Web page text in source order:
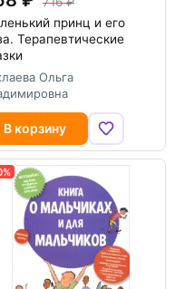
принц и его
Терапевтические
Ольга
В корзину